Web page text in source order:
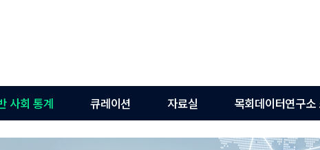
사회 통계 큐레이션 자료실 목회데이터연구소